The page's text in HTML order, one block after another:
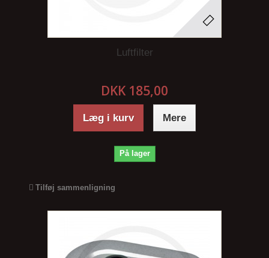
Luftfilter
DKK 185,00
Læg i kurv Mere
På lager
Tilføj sammenligning